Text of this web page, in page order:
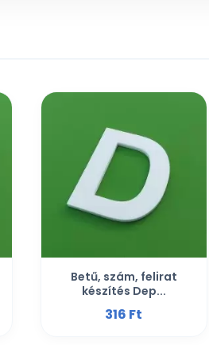
Betű, szám, felirat
készítés Dep...
316 Ft‎